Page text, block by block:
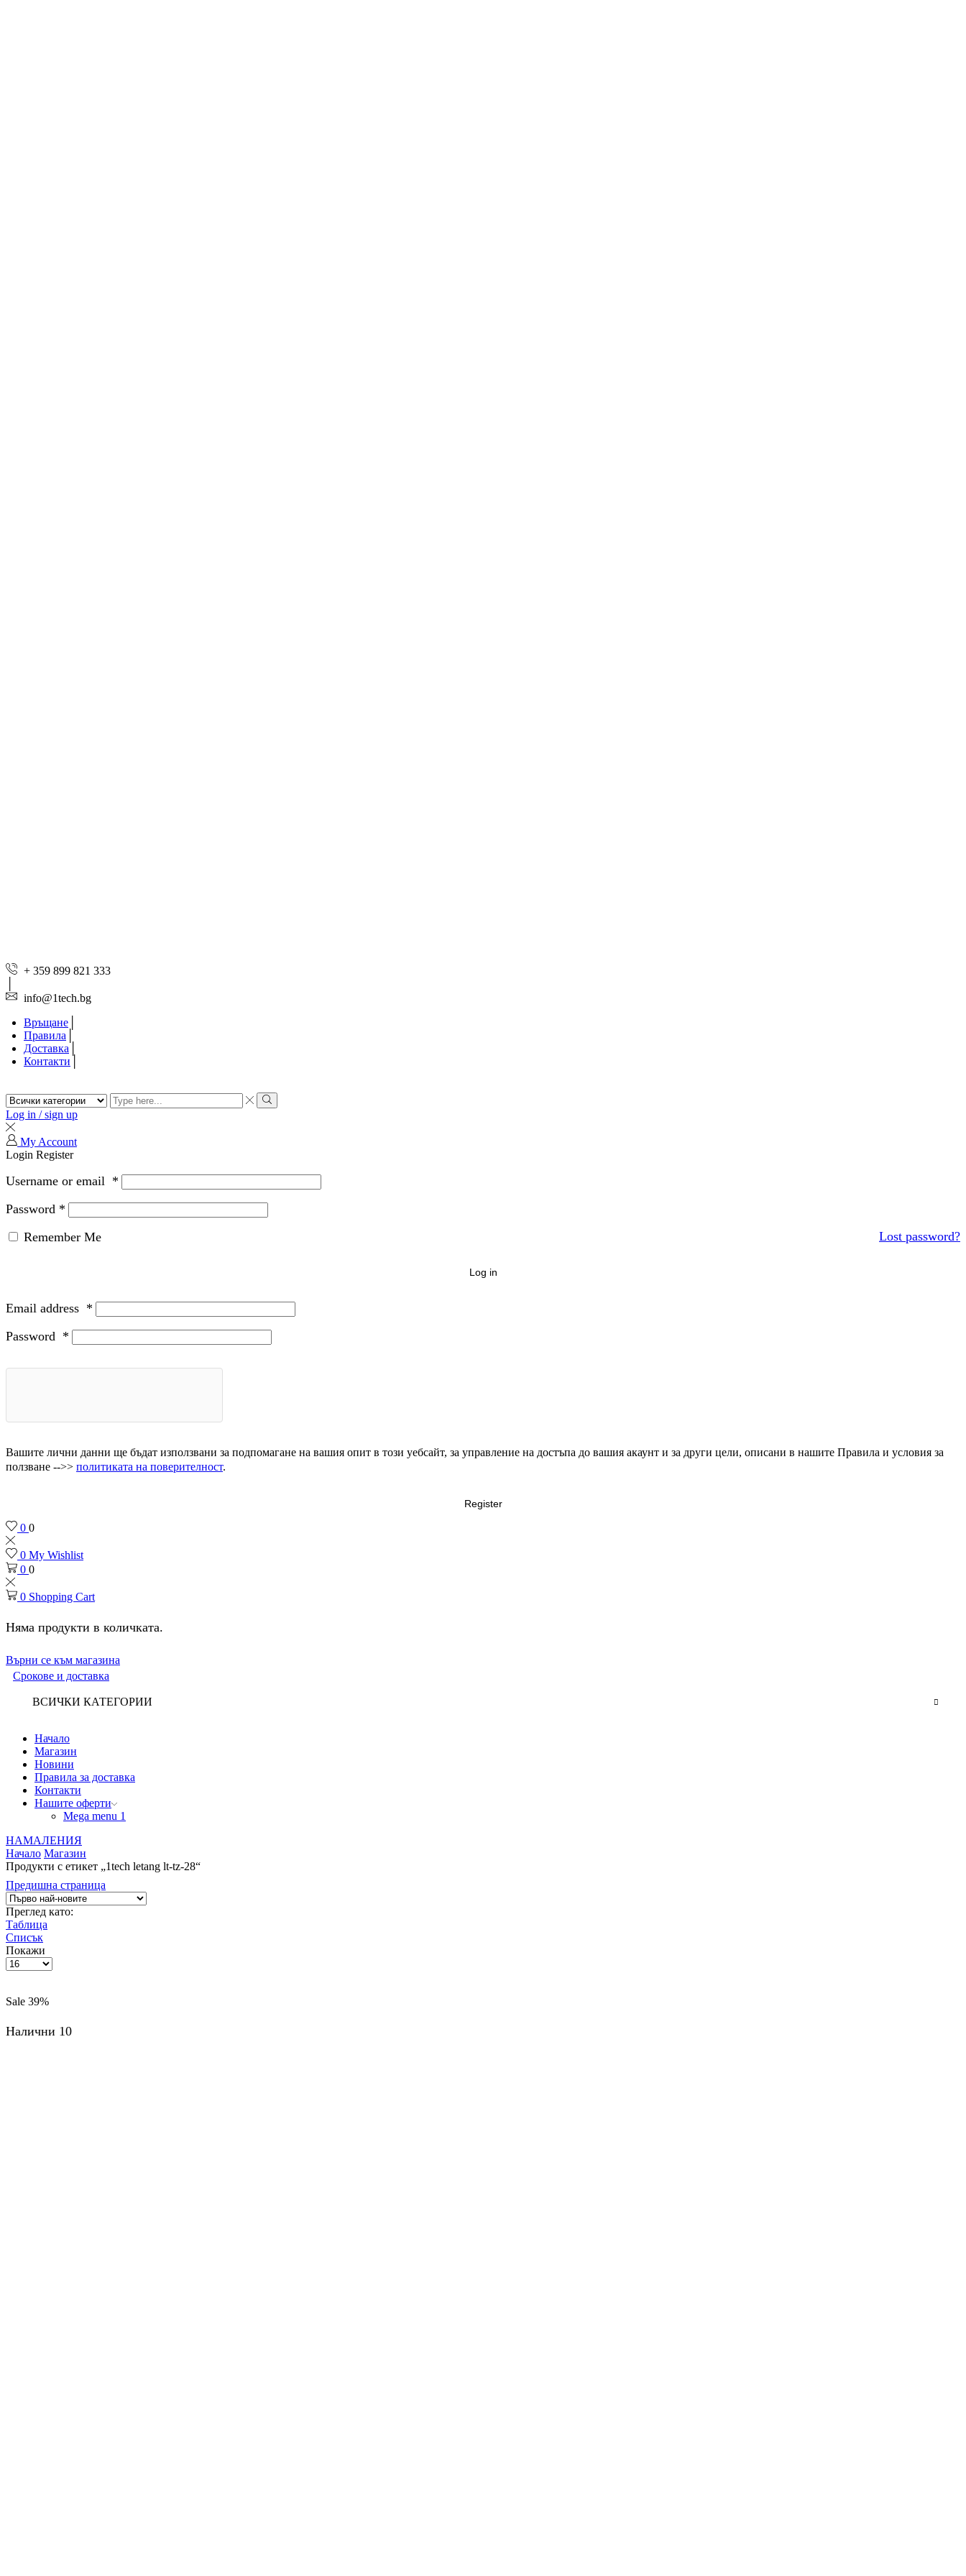
+ 359 899 821 333
info@1tech.bg
Връщане
Правила
Доставка
Контакти
Search
input
Search
Log in / sign up
My Account
Login Register
Username or email *
Password *
Lost password?
Remember Me
Log in
Email address *
Password *
Вашите лични данни ще бъдат използвани за подпомагане на вашия опит в този уебсайт, за управление на достъпа до вашия акаунт и за други цели, описани в нашите Правила и условия за
ползване -->> политиката на поверителност.
Register
0 0
0 My Wishlist
0 0
0 Shopping Cart
Няма продукти в количката.
Върни се към магазина
Срокове и доставка
ВСИЧКИ КАТЕГОРИИ
Начало
Магазин
Новини
Правила за доставка
Контакти
Нашите оферти
Mega menu 1
НАМАЛЕНИЯ
Начало Магазин
Продукти с етикет „1tech letang lt-tz-28“
Предишна страница
Преглед като:
Таблица
Списък
Покажи
Брой
страница
Sale 39%
Налични 10